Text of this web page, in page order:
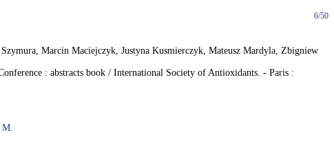
6/50
Marcin Maciejczyk, Justyna Kusmierczyk, Mateusz Mardyla, Zbigniew
: abstracts book / International Society of Antioxidants. - Paris :
M.